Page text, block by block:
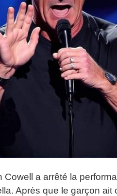
Cowell a arrêté la
Après que le garçon